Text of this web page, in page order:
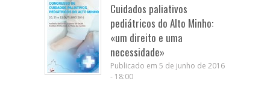
Cuidados paliativos
pediátricos do Alto Minho:
«um direito e uma
necessidade»
Publicado em 5 de junho de 2016
- 18:00